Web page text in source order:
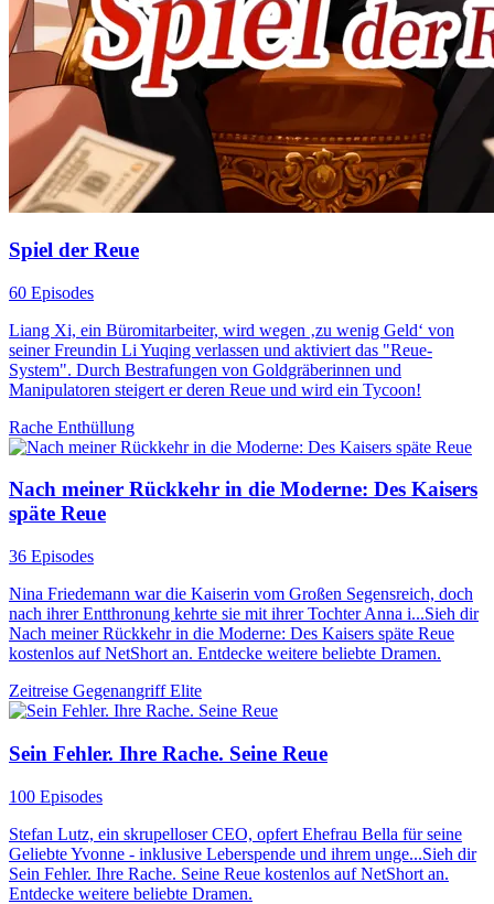
Spiel der Reue
60 Episodes
Liang Xi, ein Büromitarbeiter, wird wegen ‚zu wenig Geld‘ von
seiner Freundin Li Yuqing verlassen und aktiviert das "Reue-
System". Durch Bestrafungen von Goldgräberinnen und
Manipulatoren steigert er deren Reue und wird ein Tycoon!
Rache Enthüllung
Nach meiner Rückkehr in die Moderne: Des Kaisers
späte Reue
36 Episodes
Nina Friedemann war die Kaiserin vom Großen Segensreich, doch
nach ihrer Entthronung kehrte sie mit ihrer Tochter Anna i...Sieh dir
Nach meiner Rückkehr in die Moderne: Des Kaisers späte Reue
kostenlos auf NetShort an. Entdecke weitere beliebte Dramen.
Zeitreise GegenangriffElite
Sein Fehler. Ihre Rache. Seine Reue
100 Episodes
Stefan Lutz, ein skrupelloser CEO, opfert Ehefrau Bella für seine
Geliebte Yvonne - inklusive Leberspende und ihrem unge...Sieh dir
Sein Fehler. Ihre Rache. Seine Reue kostenlos auf NetShort an.
Entdecke weitere beliebte Dramen.